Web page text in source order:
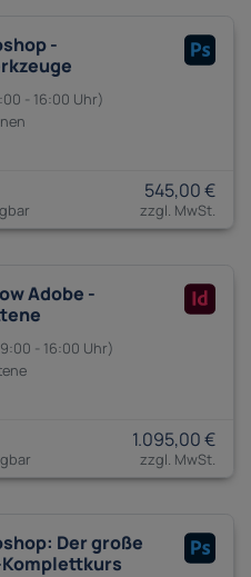
-
- 16:00
545,00 €
Adobe -
- 16:00
1.095,00 €
Der große